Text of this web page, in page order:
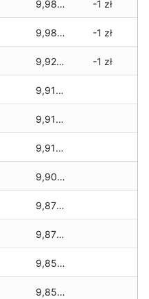
9,980 zł -1 zł
9,980 zł -1 zł
9,920 zł -1 zł
9,910 zł
9,910 zł
9,910 zł
9,900 zł
9,870 zł
9,870 zł
9,850 zł
9,850 zł